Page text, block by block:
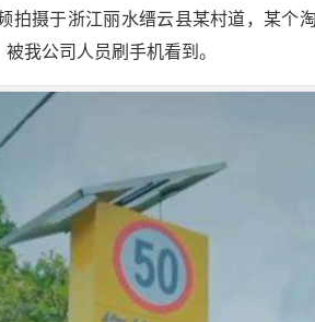
拍摄于浙江丽水缙云县某村道，某个
我公司人员刷手机看到。